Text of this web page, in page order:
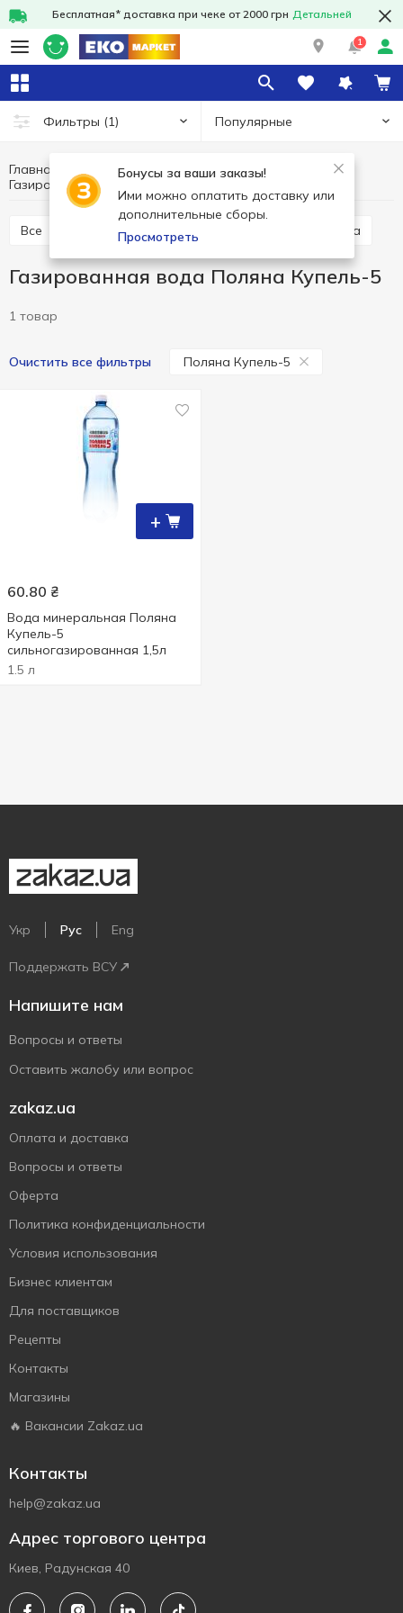
Бесплатная* доставка при чеке от 2000 грн Детальней
1
Фильтры (1) Популярные
Бонусы за ваши заказы!
Ими можно оплатить доставку или
дополнительные сборы.
Просмотреть
Главная Напитки
Минеральная вода
Газированная вода
Все Газированная вода Негазированная вода
Газированная вода Поляна Купель-5
1 товар
Очистить все фильтры Поляна Купель-5
+
60.80 ₴
Вода минеральная Поляна
Купель-5
сильногазированная 1,5л
1.5 л
Укр Рус Eng
Поддержать ВСУ
Напишите нам
Вопросы и ответы
Оставить жалобу или вопрос
zakaz.ua
Оплата и доставка
Вопросы и ответы
Оферта
Политика конфиденциальности
Условия использования
Бизнес клиентам
Для поставщиков
Рецепты
Контакты
Магазины
🔥 Вакансии Zakaz.ua
Контакты
help@zakaz.ua
Адрес торгового центра
Киев, Радунская 40